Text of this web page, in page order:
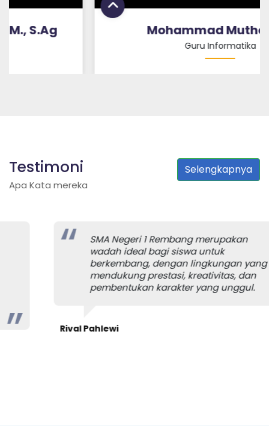
Mohammad Mutho, S.T.
Guru Informatika
Testimoni Selengkapnya
Apa Kata mereka
SMA Negeri 1 Rembang merupakan
wadah ideal bagi siswa untuk
berkembang, dengan lingkungan yang
mendukung prestasi, kreativitas, dan
pembentukan karakter yang unggul.
Rival Pahlewi